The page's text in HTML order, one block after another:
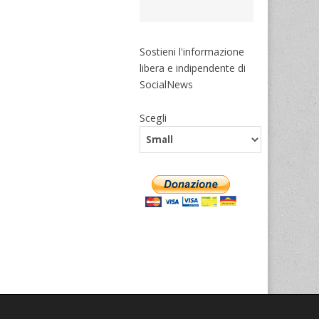
Sostieni l'informazione
libera e indipendente di
SocialNews
Scegli